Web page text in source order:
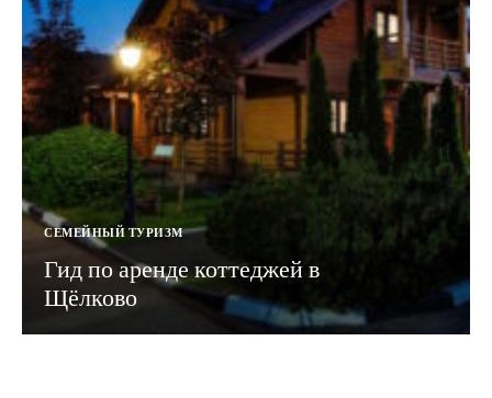
СЕМЕЙНЫЙ ТУРИЗМ
Гид по аренде коттеджей в
Щёлково